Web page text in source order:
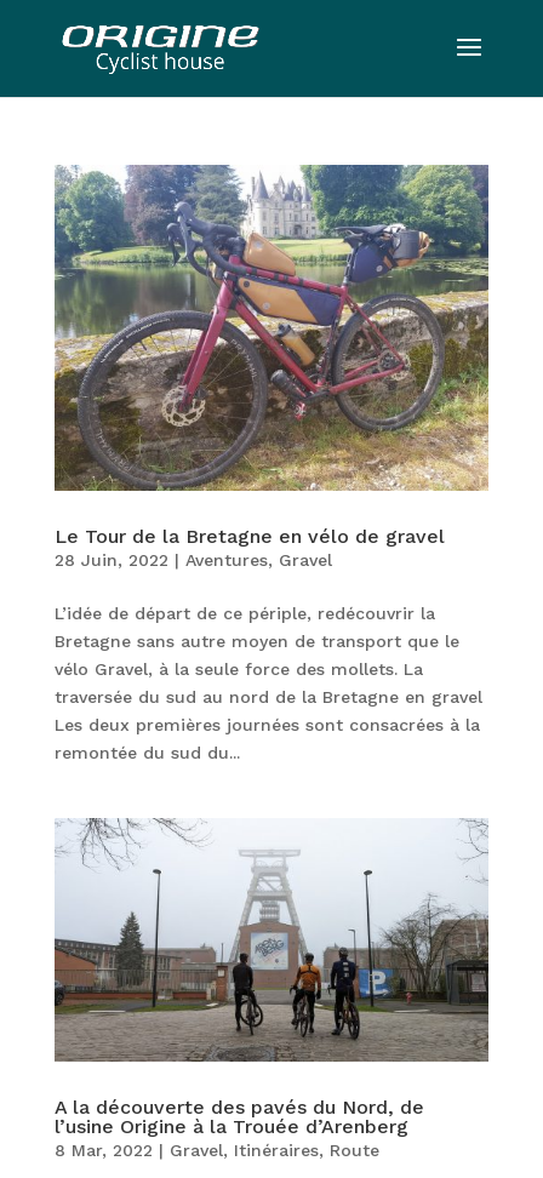
Le Tour de la Bretagne en vélo de gravel
28 Juin, 2022 | Aventures, Gravel
L’idée de départ de ce périple, redécouvrir la
Bretagne sans autre moyen de transport que le
vélo Gravel, à la seule force des mollets. La
traversée du sud au nord de la Bretagne en gravel
Les deux premières journées sont consacrées à la
remontée du sud du...
A la découverte des pavés du Nord, de
l’usine Origine à la Trouée d’Arenberg
8 Mar, 2022 | Gravel, Itinéraires, Route